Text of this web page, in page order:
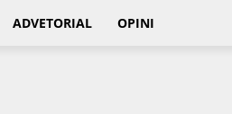
ADVETORIAL OPINI